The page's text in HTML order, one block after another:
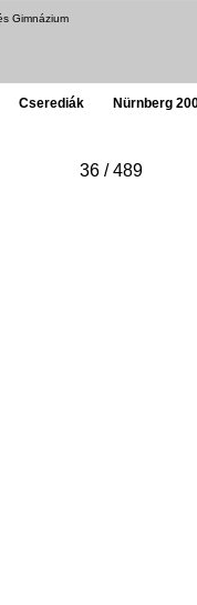
Gimnázium
Cserediák Nürnberg
36 / 489